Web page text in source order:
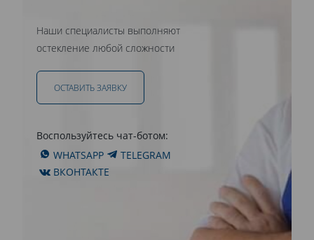
Наши специалисты выполняют
остекление любой сложности
ОСТАВИТЬ ЗАЯВКУ
Воспользуйтесь чат-ботом:
WHATSAPP
TELEGRAM
ВКОНТАКТЕ